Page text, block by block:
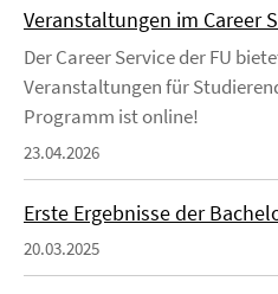
Veranstaltungen im Career
Der Career Service der FU
Veranstaltungen für
Programm ist online!
23.04.2026
Erste Ergebnisse der
20.03.2025